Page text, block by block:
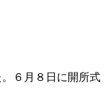
６月８日に開所式